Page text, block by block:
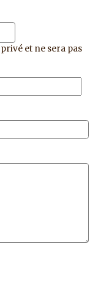
et ne sera pas